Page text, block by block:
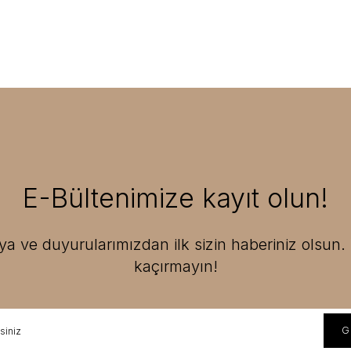
E-Bültenimize kayıt olun!
ve duyurularımızdan ilk sizin haberiniz olsun.
kaçırmayın!